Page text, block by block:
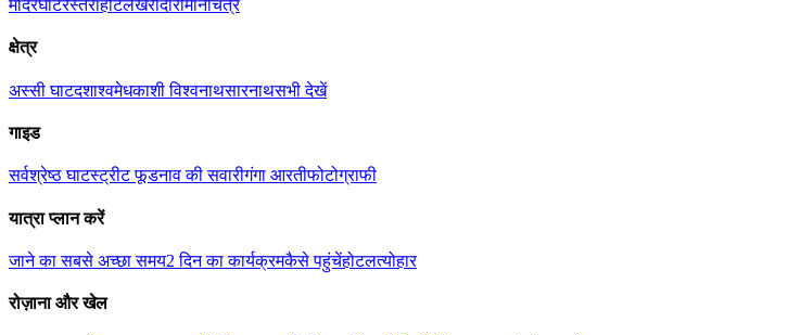
मंदिरघाटरेस्तरांहोटलखरीदारीमानचित्र
क्षेत्र
अस्सी घाटदशाश्वमेधकाशी विश्वनाथसारनाथसभी देखें
गाइड
सर्वश्रेष्ठ घाटस्ट्रीट फूडनाव की सवारीगंगा आरतीफोटोग्राफी
यात्रा प्लान करें
जाने का सबसे अच्छा समय2 दिन का कार्यक्रमकैसे पहुंचेंहोटलत्योहार
रोज़ाना और खेल